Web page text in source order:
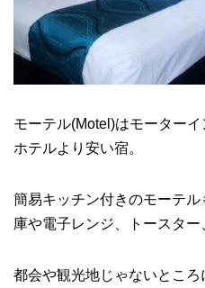
モーテル(Motel)はモーターイ
ホテルより安い宿。
簡易キッチン付きのモーテ
庫や電子レンジ、トースター
都会や観光地じゃないとこ